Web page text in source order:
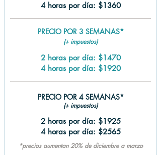
4 horas por día: $1360
PRECIO POR 3 SEMANAS*
(+ impuestos)
2 horas por día: $1470
4 horas por día: $1920
PRECIO POR 4 SEMANAS*
(+ impuestos)
2 horas por día: $1925
4 horas por día: $2565
*precios aumentan 20% de diciembre a marzo